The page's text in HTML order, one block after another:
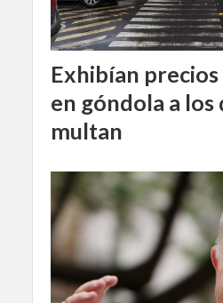
Exhibían
en góndola a los
multan